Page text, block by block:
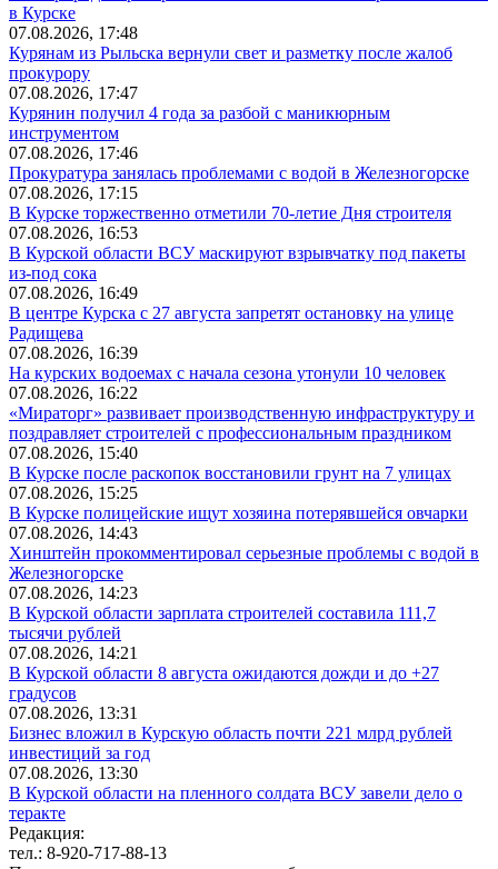
в Курске
07.08.2026, 17:48
Курянам из Рыльска вернули свет и разметку после жалоб
прокурору
07.08.2026, 17:47
Курянин получил 4 года за разбой с маникюрным
инструментом
07.08.2026, 17:46
Прокуратура занялась проблемами с водой в Железногорске
07.08.2026, 17:15
В Курске торжественно отметили 70-летие Дня строителя
07.08.2026, 16:53
В Курской области ВСУ маскируют взрывчатку под пакеты
из-под сока
07.08.2026, 16:49
В центре Курска с 27 августа запретят остановку на улице
Радищева
07.08.2026, 16:39
На курских водоемах с начала сезона утонули 10 человек
07.08.2026, 16:22
«Мираторг» развивает производственную инфраструктуру и
поздравляет строителей с профессиональным праздником
07.08.2026, 15:40
В Курске после раскопок восстановили грунт на 7 улицах
07.08.2026, 15:25
В Курске полицейские ищут хозяина потерявшейся овчарки
07.08.2026, 14:43
Хинштейн прокомментировал серьезные проблемы с водой в
Железногорске
07.08.2026, 14:23
В Курской области зарплата строителей составила 111,7
тысячи рублей
07.08.2026, 14:21
В Курской области 8 августа ожидаются дожди и до +27
градусов
07.08.2026, 13:31
Бизнес вложил в Курскую область почти 221 млрд рублей
инвестиций за год
07.08.2026, 13:30
В Курской области на пленного солдата ВСУ завели дело о
теракте
Редакция:
тел.: 8-920-717-88-13